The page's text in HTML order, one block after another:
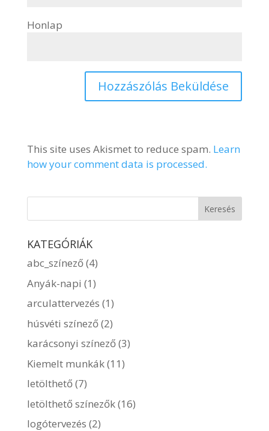
Honlap
This site uses Akismet to reduce spam. Learn
how your comment data is processed.
KATEGÓRIÁK
abc_színező(4)
Anyák-napi (1)
arculattervezés (1)
húsvéti színező(2)
karácsonyi színező(3)
Kiemelt munkák(11)
letölthető(7)
letölthető színezők(16)
logótervezés (2)